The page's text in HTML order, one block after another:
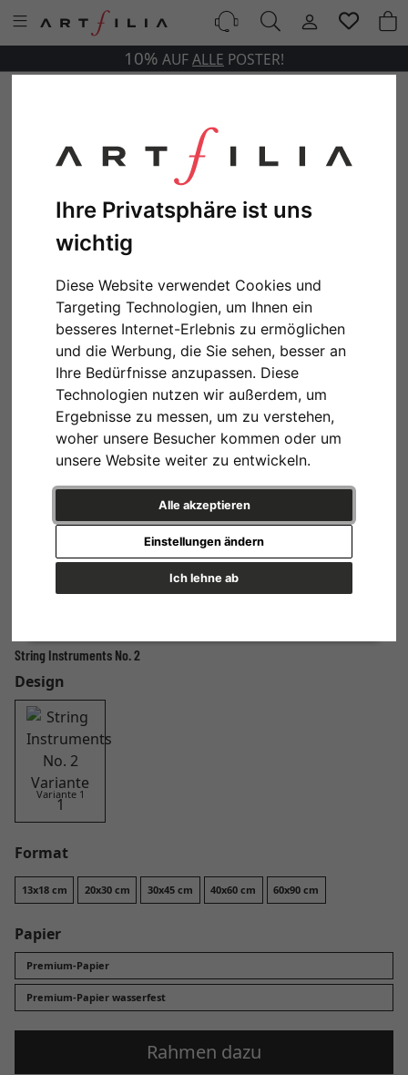
Ihre Privatsphäre ist uns
wichtig
Diese Website verwendet Cookies und
Targeting Technologien, um Ihnen ein
besseres Internet-Erlebnis zu ermöglichen
und die Werbung, die Sie sehen, besser an
Ihre Bedürfnisse anzupassen. Diese
Technologien nutzen wir außerdem, um
Ergebnisse zu messen, um zu verstehen,
woher unsere Besucher kommen oder um
unsere Website weiter zu entwickeln.
Alle akzeptieren
Ich lehne ab
Einstellungen ändern
10% AUFALLE POSTER!
String Instruments No. 2
Design
Variante 1
Format
13x18 cm 20x30 cm 30x45 cm 40x60 cm 60x90 cm
Papier
Premium-Papier
Premium-Papier wasserfest
Rahmen dazu